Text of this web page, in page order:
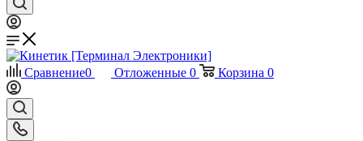
Сравнение0 Отложенные 0 Корзина 0